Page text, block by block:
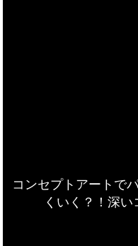
コンセプトアートで
くいく？！深